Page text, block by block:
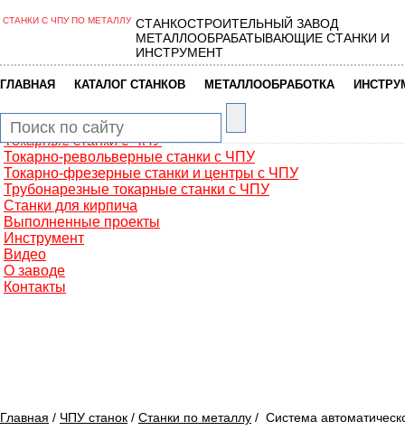
Главная
Фрезерные обрабатывающие центры
Сверлильно-фрезерные станки
Промышленные роботы манипуляторы
Токарные автоматы с ЧПУ
Токарные станки с ЧПУ
Токарно-револьверные станки с ЧПУ
Токарно-фрезерные станки и центры с ЧПУ
Трубонарезные токарные станки с ЧПУ
Станки для кирпича
Выполненные проекты
Инструмент
Видео
О заводе
Контакты
СТАНКИ С ЧПУ ПО МЕТАЛЛУ СТАНКОСТРОИТЕЛЬНЫЙ ЗАВОД
МЕТАЛЛООБРАБАТЫВАЮЩИЕ СТАНКИ И
ИНСТРУМЕНТ
ГЛАВНАЯ КАТАЛОГ СТАНКОВ МЕТАЛЛООБРАБОТКА
Главная / ЧПУ станок / Станки по металлу / Система